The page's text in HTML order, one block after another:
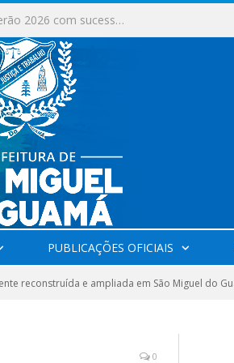
Milhares de fiéis tomam as ruas de São Miguel do Guamá em uma grande celebração de fé na Marcha para Jesus 2026.
PUBLICAÇÕES OFICIAIS
reconstruída e ampliada em São Miguel do
0